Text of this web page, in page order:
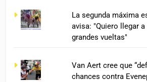
La segunda máxima
avisa: "Quiero llegar
grandes vueltas"
Van Aert cree que
chances contra